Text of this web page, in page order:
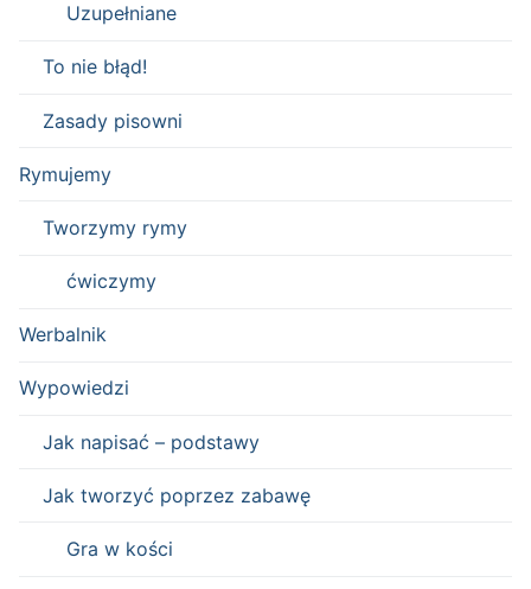
Uzupełniane
To nie błąd!
Zasady pisowni
Rymujemy
Tworzymy rymy
ćwiczymy
Werbalnik
Wypowiedzi
Jak napisać – podstawy
Jak tworzyć poprzez zabawę
Gra w kości